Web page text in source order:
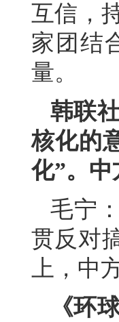
互信，
家团结
量。
韩联
核化的
化”。
毛宁
贯反对
上，中
《环